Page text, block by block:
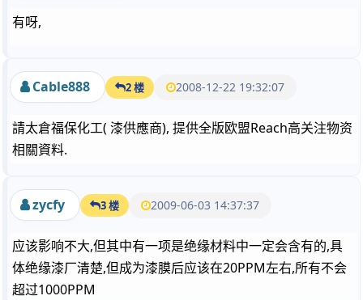
有呀,
Cable888 2 楼 2008-12-22 19:32:07
請太倉福保化工( 漆供應商), 提供全版欧盟Reach高关注物资
相關資料.
zycfy 3 楼 2009-06-03 14:37:37
应该影响不大,但其中有一项是绝缘材料中一定会含有的,具
体绝缘漆厂清楚,但成为漆膜后应该在20PPM左右,所有不会
超过1000PPM